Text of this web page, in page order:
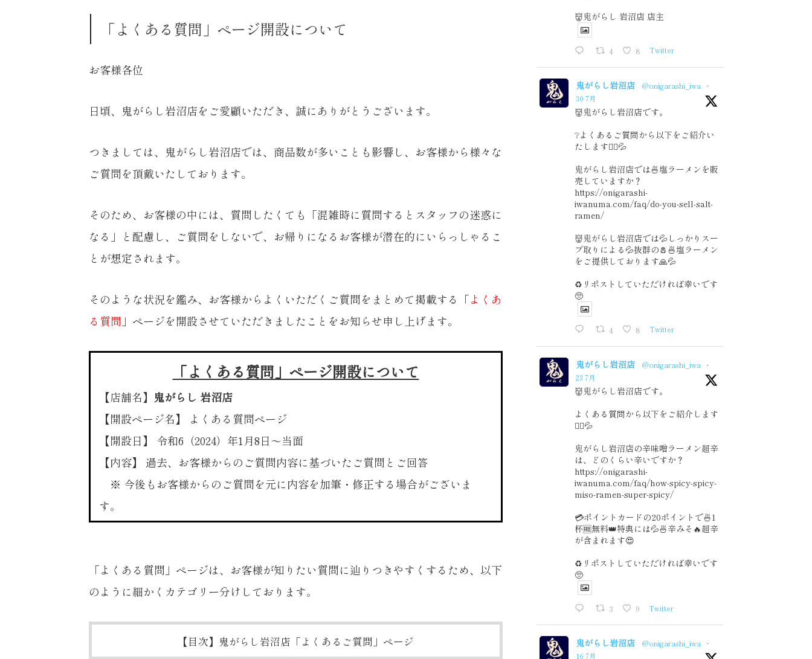
「よくある質問」ページ開設について
お客様各位
日頃、鬼がらし岩沼店をご愛顧いただき、誠にありがとうございます。
つきましては、鬼がらし岩沼店では、商品数が多いことも影響し、お客様から様々な
ご質問を頂戴いたしております。
そのため、お客様の中には、質問したくても「混雑時に質問するとスタッフの迷惑に
なる」と配慮し、ご質問をしないで、お帰りになるお客様が潜在的にいらっしゃるこ
とが想定されます。
そのような状況を鑑み、 お客様からよくいただくご質問をまとめて掲載する「よくあ
る質問 」ページを開設させていただきましたことをお知らせ申し上げます。
「よくある質問」ページ開設について
【店舗名】 鬼がらし 岩沼店
【開設ページ名】 よくある質問ページ
【開設日】 令和6（2024）年1月8日〜当面
【内容】 過去、お客様からのご質問内容に基づいたご質問とご回答
※ 今後もお客様からのご質問を元に内容を加筆・修正する場合がございま
す。
「よくある質問」ページは、お客様が知りたい質問に辿りつきやすくするため、以下
のように細かくカテゴリー分けしております。
【目次】鬼がらし岩沼店 「よくあるご質問」ページ
👹鬼がらし 岩沼店 店主
4 8 Twitter
鬼がらし岩沼店 @onigarashi_iwa
·
30 7月
👹鬼がらし岩沼店です。
❔よくあるご質問から以下をご紹介い
たします🙇‍♂️💦
鬼がらし岩沼店では🍜塩ラーメンを販
売していますか？
https://onigarashi-
iwanuma.com/faq/do-you-sell-salt-
ramen/
👹鬼がらし岩沼店では💦しっかりスー
プ取りによる💦抜群の🧂🍜塩ラーメン
をご提供しております🙏💦
♻️リポストしていただければ幸いです
🥺
4 8 Twitter
鬼がらし岩沼店 @onigarashi_iwa
·
23 7月
👹鬼がらし岩沼店です。
よくある質問から以下をご紹介します
🙇‍♂️💦
鬼がらし岩沼店の辛味噌ラーメン超辛
は、どのくらい辛いですか？
https://onigarashi-
iwanuma.com/faq/how-spicy-spicy-
miso-ramen-super-spicy/
💳ポイントカードの20ポイントで🍜1
杯🆓無料👑特典には💦🍜辛みそ🔥超辛
が含まれます😍
♻️リポストしていただければ幸いです
🥺
3 9 Twitter
鬼がらし岩沼店 @onigarashi_iwa
·
16 7月